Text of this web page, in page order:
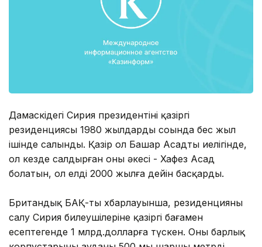
Дамаскідегі Сирия президентінің қазіргі
резиденциясы 1980 жылдардың соңында бес жыл
ішінде салынды. Қазір ол Башар Асадтың иелігінде,
ол кезде салдырған оның әкесі - Хафез Асад
болатын, ол елді 2000 жылға дейін басқарды.
Британдық БАҚ-тың хбарлауынша, резиденцияны
салу Сирия билеушілеріне қазіргі бағамен
есептегенде 1 млрд.долларға түскен. Оның барлық